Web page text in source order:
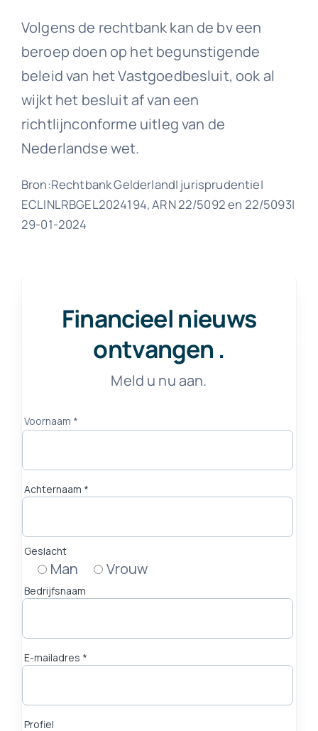
Volgens de rechtbank kan de bv een
beroep doen op het begunstigende
beleid van het Vastgoedbesluit, ook al
wijkt het besluit af van een
richtlijnconforme uitleg van de
Nederlandse wet.
Bron:Rechtbank Gelderland| jurisprudentie|
ECLINLRBGEL2024194, ARN 22/5092 en 22/5093|
29-01-2024
Financieel nieuws
ontvangen .
Meld u nu aan.